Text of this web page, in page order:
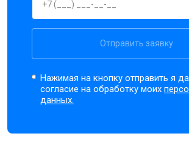
Отправить заявку
Нажимая на кнопку отправить я
согласие на обработку моих
данных.